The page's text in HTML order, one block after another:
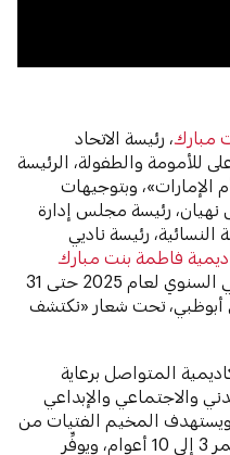
مبارك، رئيسة الاتحاد
للأمومة والطفولة، الرئيسة
الإمارات»، وبتوجيهات
نهيان، رئيسة مجلس إدارة
رئيسة ناديي
فاطمة بنت مبارك
معسكرها الصيفي السنوي لعام 2025 حتى 31
في أبوظبي، تحت شعار «نكتشف
المتواصل برعاية
والاجتماعي والإبداعي
المخيم الفتيات من
عمر 3 إلى 14 عاماً، والفتيان من عمر 3 إلى 10 أعوام، ويوفِّر